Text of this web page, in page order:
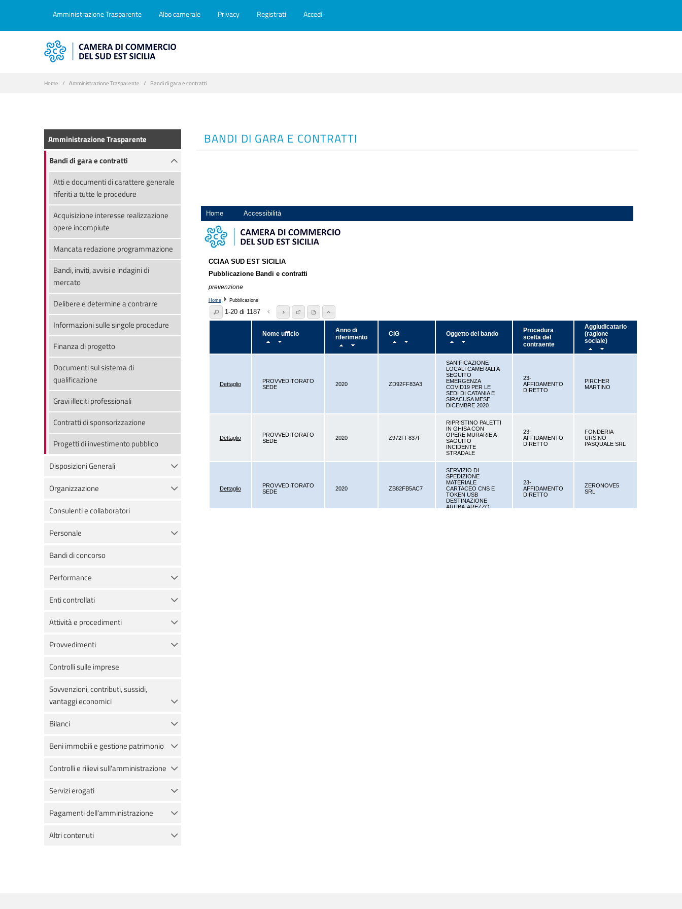
Home Amministrazione Trasparente Bandi di gara e contratti
Amministrazione Trasparente Albo camerale Privacy Registrati Accedi
Amministrazione Trasparente
Bandi di gara e contratti
Atti e documenti di carattere generale
riferiti a tutte le procedure
Acquisizione interesse realizzazione
opere incompiute
Mancata redazione programmazione
Bandi, inviti, avvisi e indagini di
mercato
Delibere e determine a contrarre
Informazioni sulle singole procedure
Finanza di progetto
Documenti sul sistema di
qualificazione
Gravi illeciti professionali
Contratti di sponsorizzazione
Progetti di investimento pubblico
Disposizioni Generali
Organizzazione
Consulenti e collaboratori
Personale
Bandi di concorso
Performance
Enti controllati
Attività e procedimenti
Provvedimenti
Controlli sulle imprese
Sovvenzioni, contributi, sussidi,
vantaggi economici
Bilanci
Beni immobili e gestione patrimonio
Controlli e rilievi sull'amministrazione
Servizi erogati
Pagamenti dell'amministrazione
Altri contenuti
BANDI DI GARA E CONTRATTI